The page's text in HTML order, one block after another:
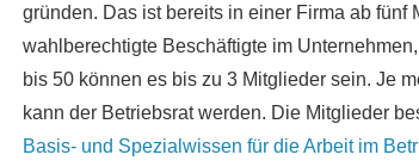
gründen. Das ist bereits in einer Firma ab
wahlberechtigte Beschäftigte im
bis 50 können es bis zu 3 Mitglieder sein. Je
kann der Betriebsrat werden. Die Mitglieder
Basis- und Spezialwissen für die Arbeit im